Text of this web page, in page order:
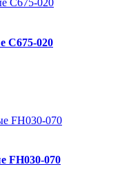
C675-020
FH030-070